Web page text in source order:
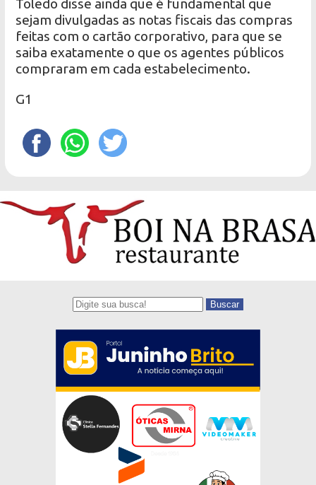
Toledo disse ainda que é fundamental que
sejam divulgadas as notas fiscais das compras
feitas com o cartão corporativo, para que se
saiba exatamente o que os agentes públicos
compraram em cada estabelecimento.
G1
Buscar